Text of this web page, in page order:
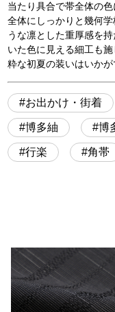
当たり具合で帯全体の
全体にしっかりと幾何
うな凛とした重厚感を
いた色に見える細工も
粋な初夏の装いはいかが
お出かけ・街着
博多紬 博
行楽 角帯